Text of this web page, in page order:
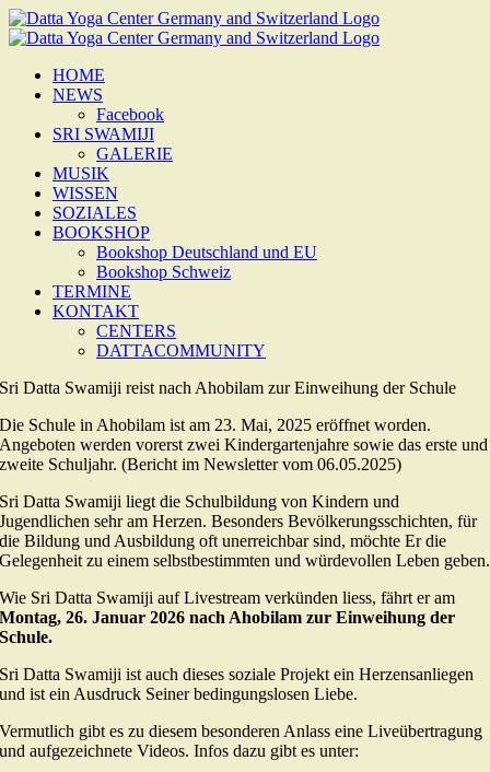
Zum
Inhalt
HOME
NEWS
Facebook
SRI SWAMIJI
GALERIE
MUSIK
WISSEN
SOZIALES
BOOKSHOP
Bookshop Deutschland und EU
Bookshop Schweiz
TERMINE
KONTAKT
CENTERS
DATTACOMMUNITY
Sri Datta Swamiji reist nach Ahobilam zur Einweihung der Schule
Die Schule in Ahobilam ist am 23. Mai, 2025 eröffnet worden.
Angeboten werden vorerst zwei Kindergartenjahre sowie das erste und
zweite Schuljahr. (Bericht im Newsletter vom 06.05.2025)
Sri Datta Swamiji liegt die Schulbildung von Kindern und
Jugendlichen sehr am Herzen. Besonders Bevölkerungsschichten, für
die Bildung und Ausbildung oft unerreichbar sind, möchte Er die
Gelegenheit zu einem selbstbestimmten und würdevollen Leben geben.
Wie Sri Datta Swamiji auf Livestream verkünden liess, fährt er am
Montag, 26. Januar 2026 nach Ahobilam zur Einweihung der
Schule.
Sri Datta Swamiji ist auch dieses soziale Projekt ein Herzensanliegen
und ist ein Ausdruck Seiner bedingungslosen Liebe.
Vermutlich gibt es zu diesem besonderen Anlass eine Liveübertragung
und aufgezeichnete Videos. Infos dazu gibt es unter: